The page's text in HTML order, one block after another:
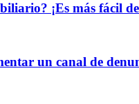
¡Es más fácil
un canal de